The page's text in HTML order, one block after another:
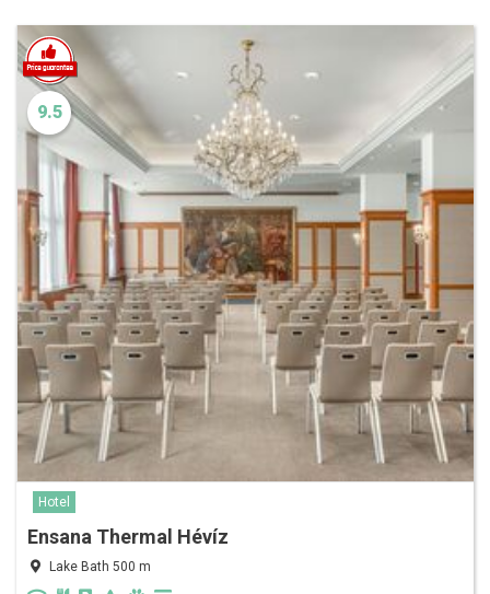
9.5
Hotel
Ensana Thermal Hévíz
Lake Bath 500 m